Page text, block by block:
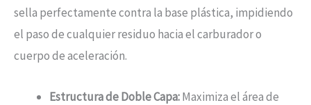
sella perfectamente contra la base plástica, impidiendo
el paso de cualquier residuo hacia el carburador o
cuerpo de aceleración.
Estructura de Doble Capa:Maximiza el área de